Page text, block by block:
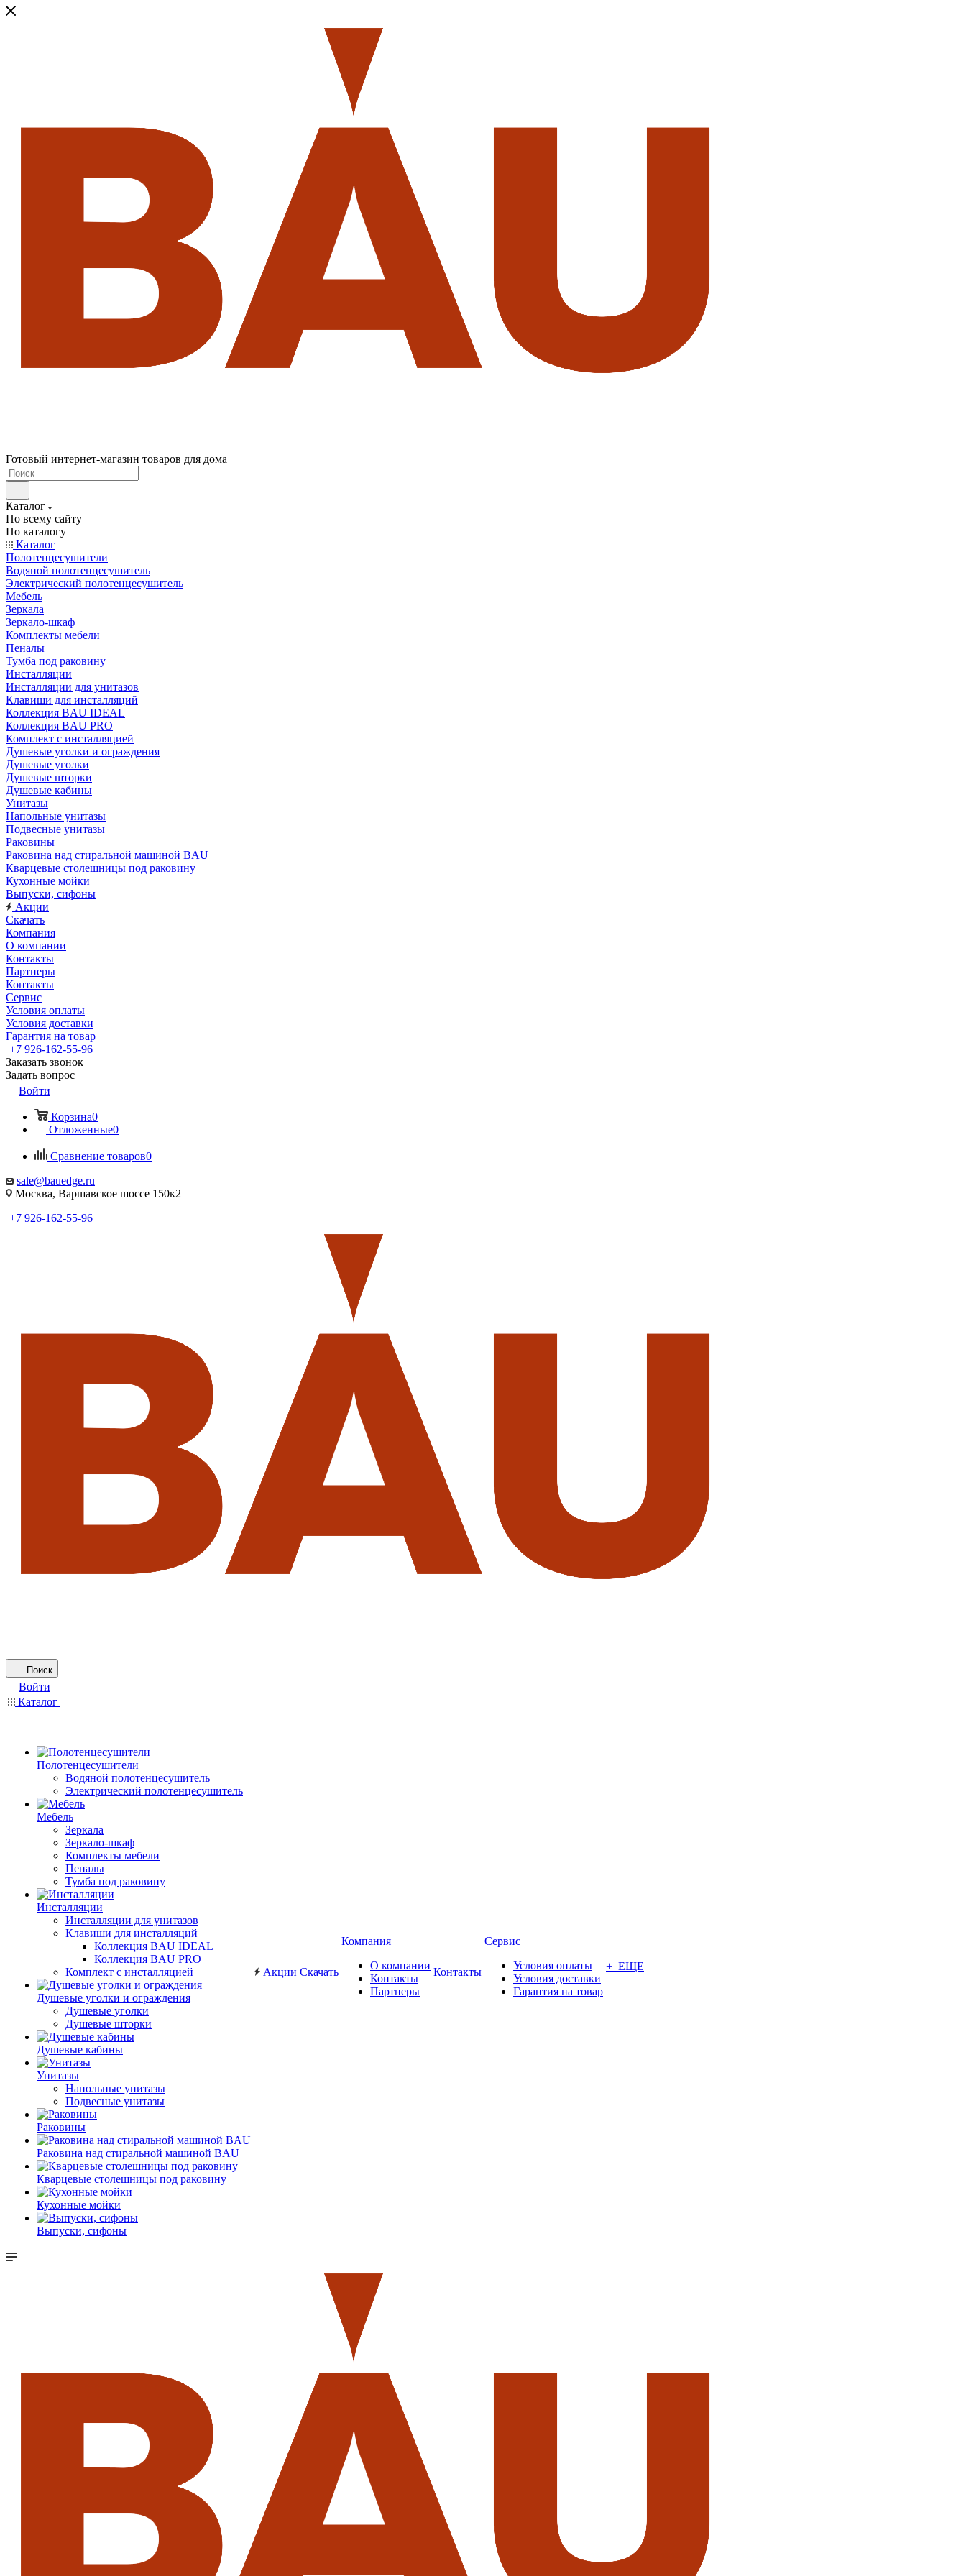
Готовый интернет-магазин товаров для дома
Каталог
По всему сайту
По каталогу
Каталог
Полотенцесушители
Водяной полотенцесушитель
Электрический полотенцесушитель
Мебель
Зеркала
Зеркало-шкаф
Комплекты мебели
Пеналы
Тумба под раковину
Инсталляции
Инсталляции для унитазов
Клавиши для инсталляций
Коллекция BAU IDEAL
Коллекция BAU PRO
Комплект с инсталляцией
Душевые уголки и ограждения
Душевые уголки
Душевые шторки
Душевые кабины
Унитазы
Напольные унитазы
Подвесные унитазы
Раковины
Раковина над стиральной машиной BAU
Кварцевые столешницы под раковину
Кухонные мойки
Выпуски, сифоны
Акции
Скачать
Компания
О компании
Контакты
Партнеры
Контакты
Сервис
Условия оплаты
Условия доставки
Гарантия на товар
+7 926-162-55-96
Заказать звонок
Задать вопрос
Войти
Корзина0
Отложенные0
Сравнение товаров0
sale@bauedge.ru
Москва, Варшавское шоссе 150к2
+7 926-162-55-96
Поиск
Войти
Каталог
Полотенцесушители
Водяной полотенцесушитель
Электрический полотенцесушитель
Мебель
Зеркала
Зеркало-шкаф
Комплекты мебели
Пеналы
Тумба под раковину
Инсталляции
Инсталляции для унитазов
Клавиши для инсталляций
Коллекция BAU IDEAL
Коллекция BAU PRO
Комплект с инсталляцией
Душевые уголки и ограждения
Душевые уголки
Душевые шторки
Душевые кабины
Унитазы
Напольные унитазы
Подвесные унитазы
Раковины
Раковина над стиральной машиной BAU
Кварцевые столешницы под раковину
Кухонные мойки
Выпуски, сифоны
Акции Скачать
Компания
О компании
Контакты
Партнеры
Контакты
Сервис
Условия оплаты
Условия доставки
Гарантия на товар
+ ЕЩЕ